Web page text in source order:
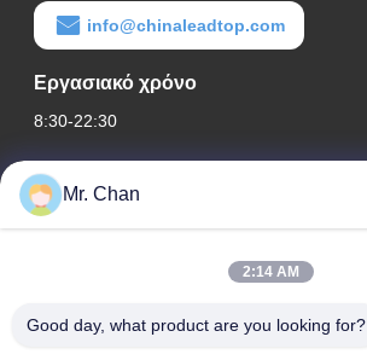
info@chinaleadtop.com
Εργασιακό χρόνο
8:30-22:30
Η διεύθυνσή μας
Διεύθυνση εταιρείας
Διεύθυνση εργοστασίου
Mr. Chan
2:14 AM
Good day, what product are you looking for?